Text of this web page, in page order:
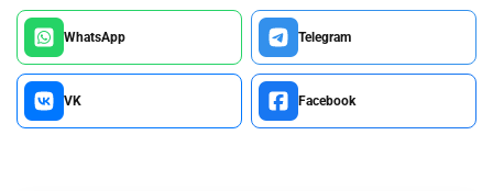
WhatsApp Telegram
VK Facebook